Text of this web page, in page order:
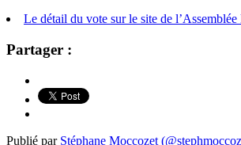
Le détail du vote sur le site de
Partager :
Publié par Stéphane Moccozet